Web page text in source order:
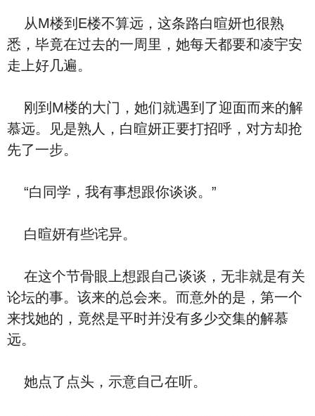
从M楼到E楼不算远，这条路白暄妍也很熟
悉，毕竟在过去的一周里，她每天都要和凌宇安
走上好几遍。
刚到M楼的大门，她们就遇到了迎面而来的解
慕远。见是熟人，白暄妍正要打招呼，对方却抢
先了一步。
“白同学，我有事想跟你谈谈。”
白暄妍有些诧异。
在这个节骨眼上想跟自己谈谈，无非就是有关
论坛的事。该来的总会来。而意外的是，第一个
来找她的，竟然是平时并没有多少交集的解慕
远。
她点了点头，示意自己在听。